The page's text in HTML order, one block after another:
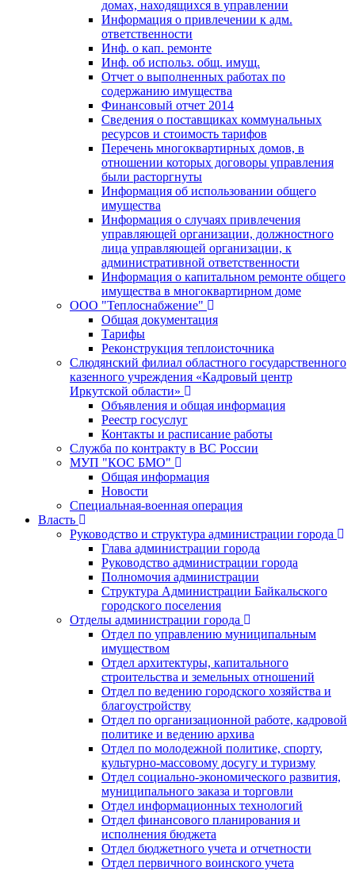
домах, находящихся в управлении
Информация о привлечении к адм.
ответственности
Инф. о кап. ремонте
Инф. об использ. общ. имущ.
Отчет о выполненных работах по
содержанию имущества
Финансовый отчет 2014
Сведения о поставщиках коммунальных
ресурсов и стоимость тарифов
Перечень многоквартирных домов, в
отношении которых договоры управления
были расторгнуты
Информация об использовании общего
имущества
Информация о случаях привлечения
управляющей организации, должностного
лица управляющей организации, к
административной ответственности
Информация о капитальном ремонте общего
имущества в многоквартирном доме
ООО "Теплоснабжение"
Общая документация
Тарифы
Реконструкция теплоисточника
Слюдянский филиал областного государственного
казенного учреждения «Кадровый центр
Иркутской области»
Объявления и общая информация
Реестр госуслуг
Контакты и расписание работы
Служба по контракту в ВС России
МУП "КОС БМО"
Общая информация
Новости
Специальная-военная операция
Власть
Руководство и структура администрации города
Глава администрации города
Руководство администрации города
Полномочия администрации
Структура Администрации Байкальского
городского поселения
Отделы администрации города
Отдел по управлению муниципальным
имуществом
Отдел архитектуры, капитального
строительства и земельных отношений
Отдел по ведению городского хозяйства и
благоустройству
Отдел по организационной работе, кадровой
политике и ведению архива
Отдел по молодежной политике, спорту,
культурно-массовому досугу и туризму
Отдел социально-экономического развития,
муниципального заказа и торговли
Отдел информационных технологий
Отдел финансового планирования и
исполнения бюджета
Отдел бюджетного учета и отчетности
Отдел первичного воинского учета